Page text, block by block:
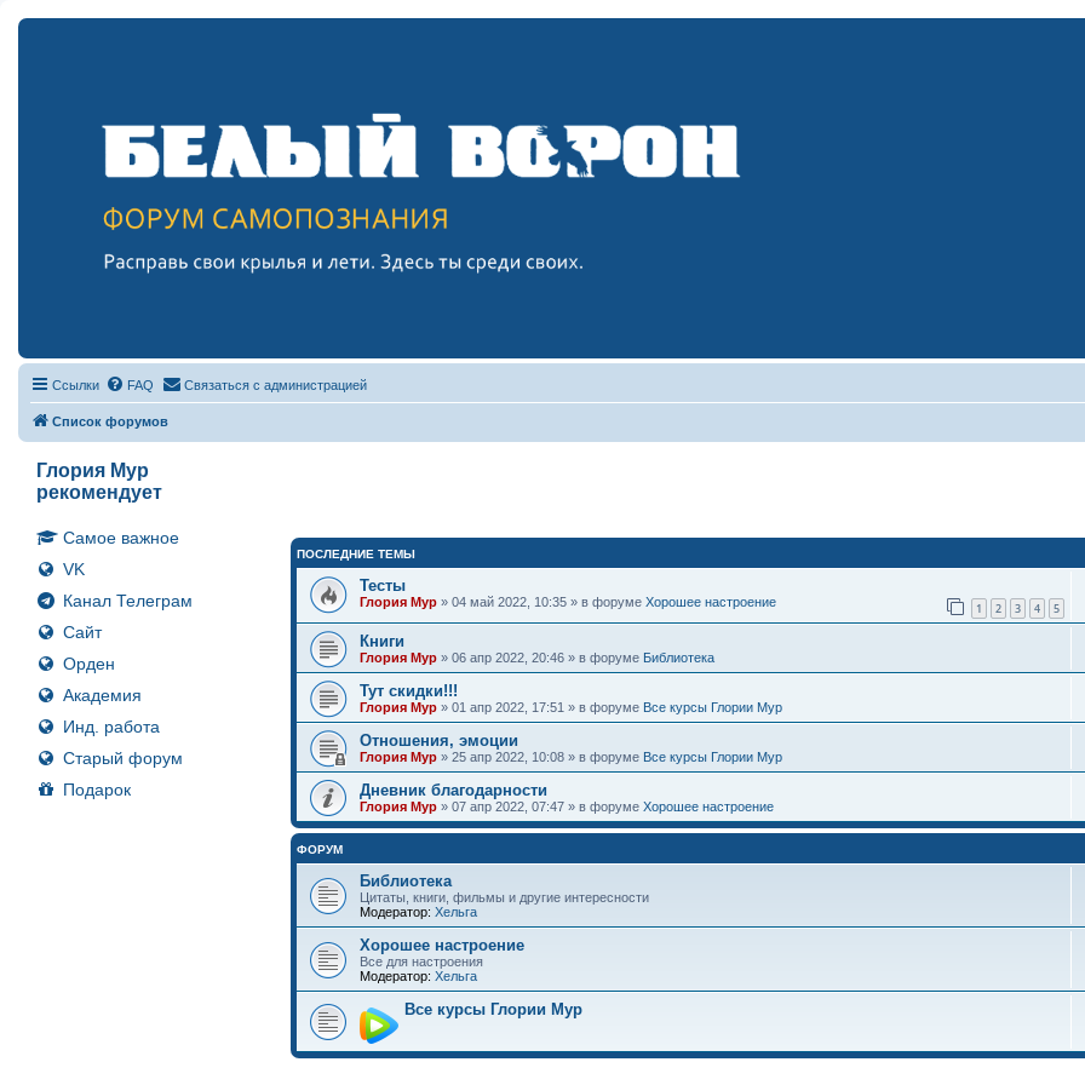
Ссылки FAQ Связаться с администрацией
Список форумов
Глория Мур
рекомендует
Самое важное
VK
Канал Телеграм
Сайт
Орден
Академия
Инд. работа
Старый форум
Подарок
ПОСЛЕДНИЕ ТЕМЫ
Тесты
1 2 3 4 5
Глория Мур » 04 май 2022, 10:35 » в форумеХорошее настроение
Книги
Глория Мур » 06 апр 2022, 20:46 » в форуме Библиотека
Тут скидки!!!
Глория Мур » 01 апр 2022, 17:51 » в форуме Все курсы Глории Мур
Отношения, эмоции
Глория Мур » 25 апр 2022, 10:08 » в форуме Все курсы Глории Мур
Дневник благодарности
Глория Мур » 07 апр 2022, 07:47 » в форумеХорошее настроение
ФОРУМ
Библиотека
Цитаты, книги, фильмы и другие интересности
Модератор: Хельга
Хорошее настроение
Все для настроения
Модератор: Хельга
Все курсы Глории Мур